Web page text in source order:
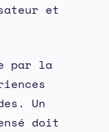
et
par la
Un
doit